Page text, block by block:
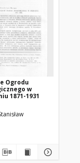
Ogrodu
w
1871-1931